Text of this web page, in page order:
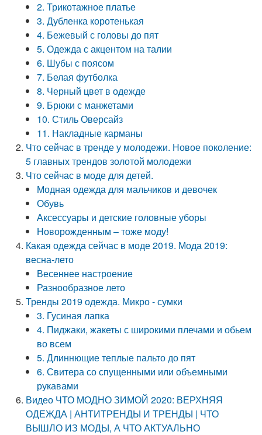
2. Трикотажное платье
3. Дубленка коротенькая
4. Бежевый с головы до пят
5. Одежда с акцентом на талии
6. Шубы с поясом
7. Белая футболка
8. Черный цвет в одежде
9. Брюки с манжетами
10. Стиль Оверсайз
11. Накладные карманы
Что сейчас в тренде у молодежи. Новое поколение:
5 главных трендов золотой молодежи
Что сейчас в моде для детей.
Модная одежда для мальчиков и девочек
Обувь
Аксессуары и детские головные уборы
Новорожденным – тоже моду!
Какая одежда сейчас в моде 2019. Мода 2019:
весна-лето
Весеннее настроение
Разнообразное лето
Тренды 2019 одежда. Микро - сумки
3. Гусиная лапка
4. Пиджаки, жакеты с широкими плечами и обьем
во всем
5. Длиннющие теплые пальто до пят
6. Свитера со спущенными или объемными
рукавами
Видео ЧТО МОДНО ЗИМОЙ 2020: ВЕРХНЯЯ
ОДЕЖДА | АНТИТРЕНДЫ И ТРЕНДЫ | ЧТО
ВЫШЛО ИЗ МОДЫ, А ЧТО АКТУАЛЬНО